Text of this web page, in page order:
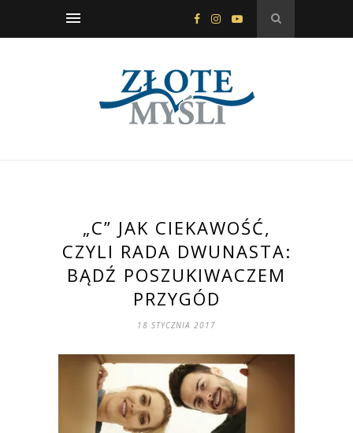
„C” JAK CIEKAWOŚĆ,
CZYLI RADA DWUNASTA:
BĄDŹ POSZUKIWACZEM
PRZYGÓD
18 STYCZNIA 2017